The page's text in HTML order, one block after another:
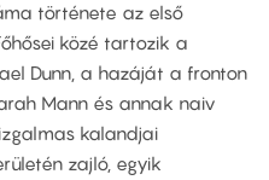
története az első
közé tartozik a
Dunn, a hazáját a fronton
Mann és annak naiv
kalandjai
zajló, egyik